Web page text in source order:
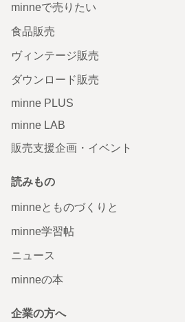
minneで売りたい
食品販売
ヴィンテージ販売
ダウンロード販売
minne PLUS
minne LAB
販売支援企画・イベント
読みもの
minneとものづくりと
minne学習帖
ニュース
minneの本
企業の方へ